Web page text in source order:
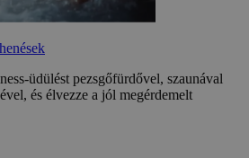
üdülést pezsgőfürdővel, szaunával
és élvezze a jól megérdemelt